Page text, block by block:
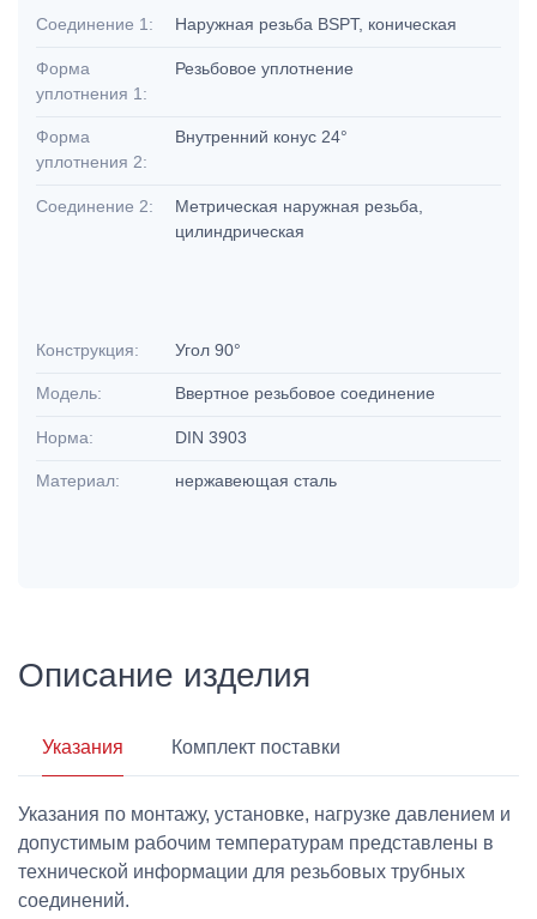
Соединение 1: Наружная резьба BSPT, коническая
Форма
уплотнения 1:
Резьбовое уплотнение
Форма
уплотнения 2:
Внутренний конус 24°
Соединение 2:
Метрическая наружная резьба,
цилиндрическая
Конструкция: Угол 90°
Модель: Ввертное резьбовое соединение
Норма: DIN 3903
Материал: нержавеющая сталь
Описание изделия
Указания Комплект поставки
Указания по монтажу, установке, нагрузке давлением и
допустимым рабочим температурам представлены в
технической информации для резьбовых трубных
соединений.